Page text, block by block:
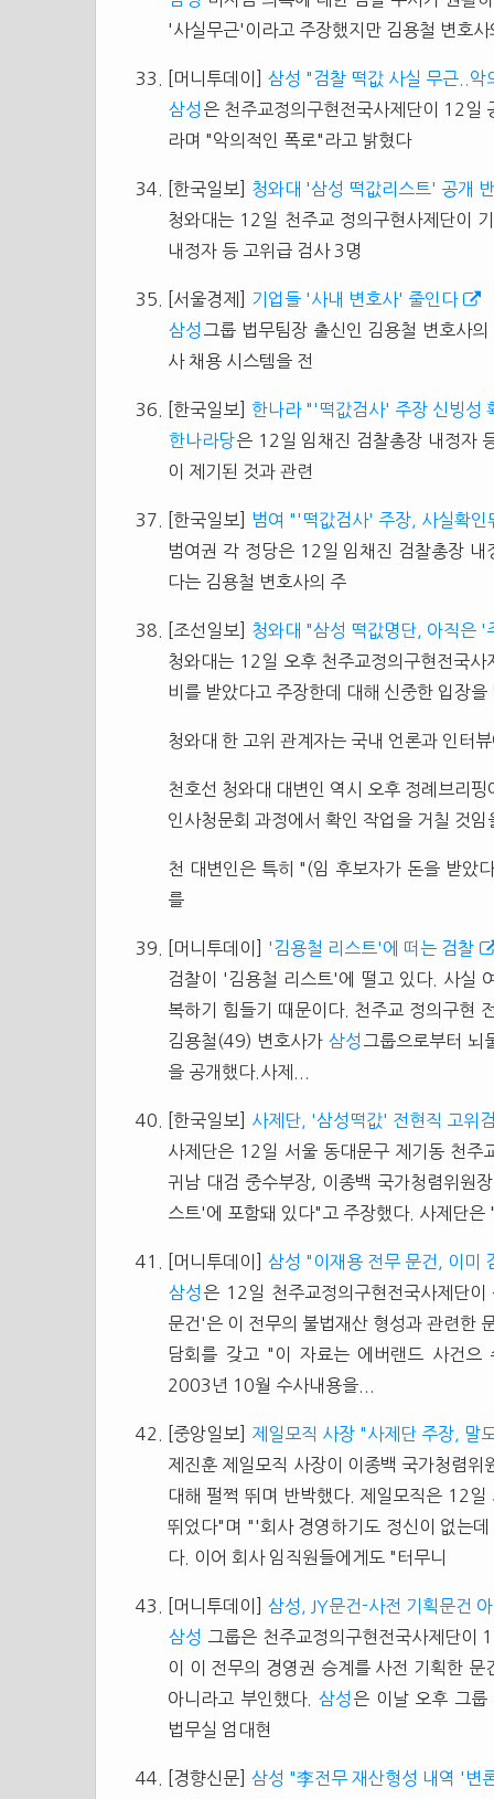
'사실무근'이라고 주장했지만 김용철 변호사
[머니투데이] 삼성 "검찰 떡값 사실 무근..악
삼성 은 천주교정의구현전국사제단이 12일
라며 "악의적인 폭로"라고 밝혔다
[한국일보]
청와대 '삼성 떡값리스트' 공개
청와대는 12일 천주교 정의구현사제단이
내정자 등 고위급 검사 3명
[서울경제]
기업들 '사내 변호사' 줄인다
삼성 그룹 법무팀장 출신인 김용철 변호사
사 채용 시스템을 전
[한국일보] 한나라 "'떡값검사' 주장 신빙성
한나라당은 12일 임채진 검찰총장 내정자
이 제기된 것과 관련
[한국일보]
범여 "'떡값검사' 주장, 사실확인
범여권 각 정당은 12일 임채진 검찰총장
다는 김용철 변호사의 주
[조선일보]
청와대 "삼성 떡값명단, 아직은 '
청와대는 12일 오후 천주교정의구현전국
비를 받았다고 주장한데 대해 신중한 입장을
청와대 한 고위 관계자는 국내 언론과 인터
천호선 청와대 대변인 역시 오후 정례브리
인사청문회 과정에서 확인 작업을 거칠 것
천 대변인은 특히 "(임 후보자가 돈을 받았
를
[머니투데이]
'김용철 리스트'에 떠는 검찰
검찰이 '김용철 리스트'에 떨고 있다. 사실
복하기 힘들기 때문이다. 천주교 정의구현
김용철(49) 변호사가 삼성 그룹으로부터 뇌
을 공개했다.사제...
[한국일보]
사제단, '삼성떡값' 전현직 고위
사제단은 12일 서울 동대문구 제기동 천주
귀남 대검 중수부장, 이종백 국가청렴위원
스트'에 포함돼 있다"고 주장했다. 사제단은
[머니투데이] 삼성 "이재용 전무 문건, 이미
삼성 은 12일 천주교정의구현전국사제단
문건'은 이 전무의 불법재산 형성과 관련한
담회를 갖고 "이 자료는 에버랜드 사건으
2003년 10월 수사내용을...
[중앙일보]
제일모직 사장 "사제단 주장, 말
제진훈 제일모직 사장이 이종백 국가청렴
대해 펄쩍 뛰며 반박했다. 제일모직은 12
뛰었다"며 "'회사 경영하기도 정신이 없는
다. 이어 회사 임직원들에게도 "터무니
[머니투데이] 삼성, JY문건-사전 기획문건
삼성
그룹은 천주교정의구현전국사제단이
이 이 전무의 경영권 승계를 사전 기획한
아니라고 부인했다. 삼성 은 이날 오후 그룹
법무실 엄대현
[경향신문] 삼성 "李전무 재산형성 내역 '변